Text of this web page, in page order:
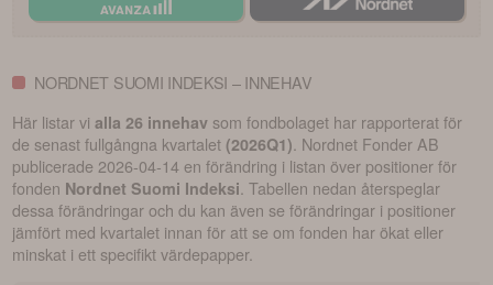
NORDNET SUOMI INDEKSI – INNEHAV
Här listar vialla 26 innehav som fondbolaget har rapporterat för
de senast fullgångna kvartalet (2026Q1). Nordnet Fonder AB
publicerade2026-04-14 en förändring i listan över positioner för
fonden Nordnet Suomi Indeksi. Tabellen nedan återspeglar
dessa förändringar och du kan även se förändringar i positioner
jämfört med kvartalet innan för att se om fonden har ökat eller
minskat i ett specifikt värdepapper.